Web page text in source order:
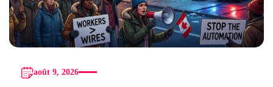
août 9, 2026